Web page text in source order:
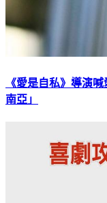
《愛是自私》導演
南亞」